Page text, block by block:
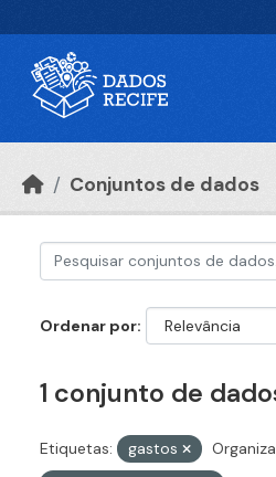
Conjuntos de dados
Ordenar por
1 conjunto de
Etiquetas: gastos